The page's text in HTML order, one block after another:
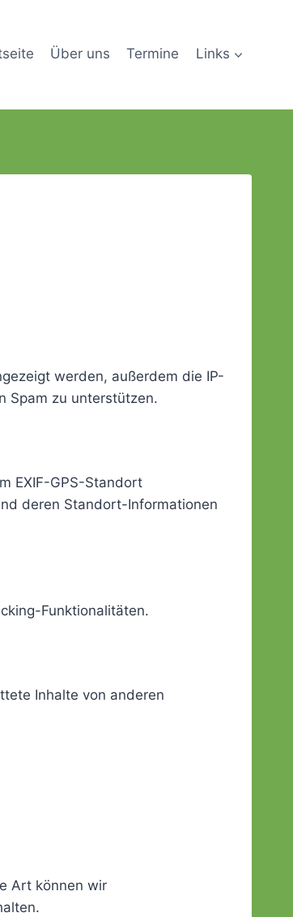
Über uns Termine Links
werden, außerdem die IP-
Spam zu unterstützen.
EXIF-GPS-Standort
deren Standort-Informationen
Funktionalitäten.
Inhalte von anderen
Art können wir